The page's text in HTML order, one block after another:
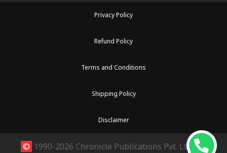
Privacy Policy
Refund Policy
Terms and Conditions
Shipping Policy
Disclaimer
© 1990-2026 Chronicle Publications Pvt. Ltd.. All